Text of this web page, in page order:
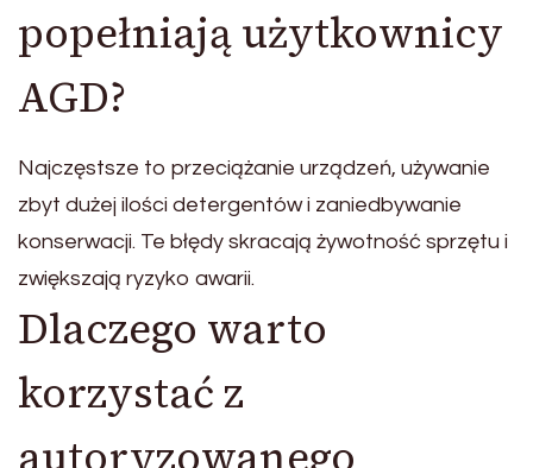
popełniają użytkownicy
AGD?
Najczęstsze to przeciążanie urządzeń, używanie
zbyt dużej ilości detergentów i zaniedbywanie
konserwacji. Te błędy skracają żywotność sprzętu i
zwiększają ryzyko awarii.
Dlaczego warto
korzystać z